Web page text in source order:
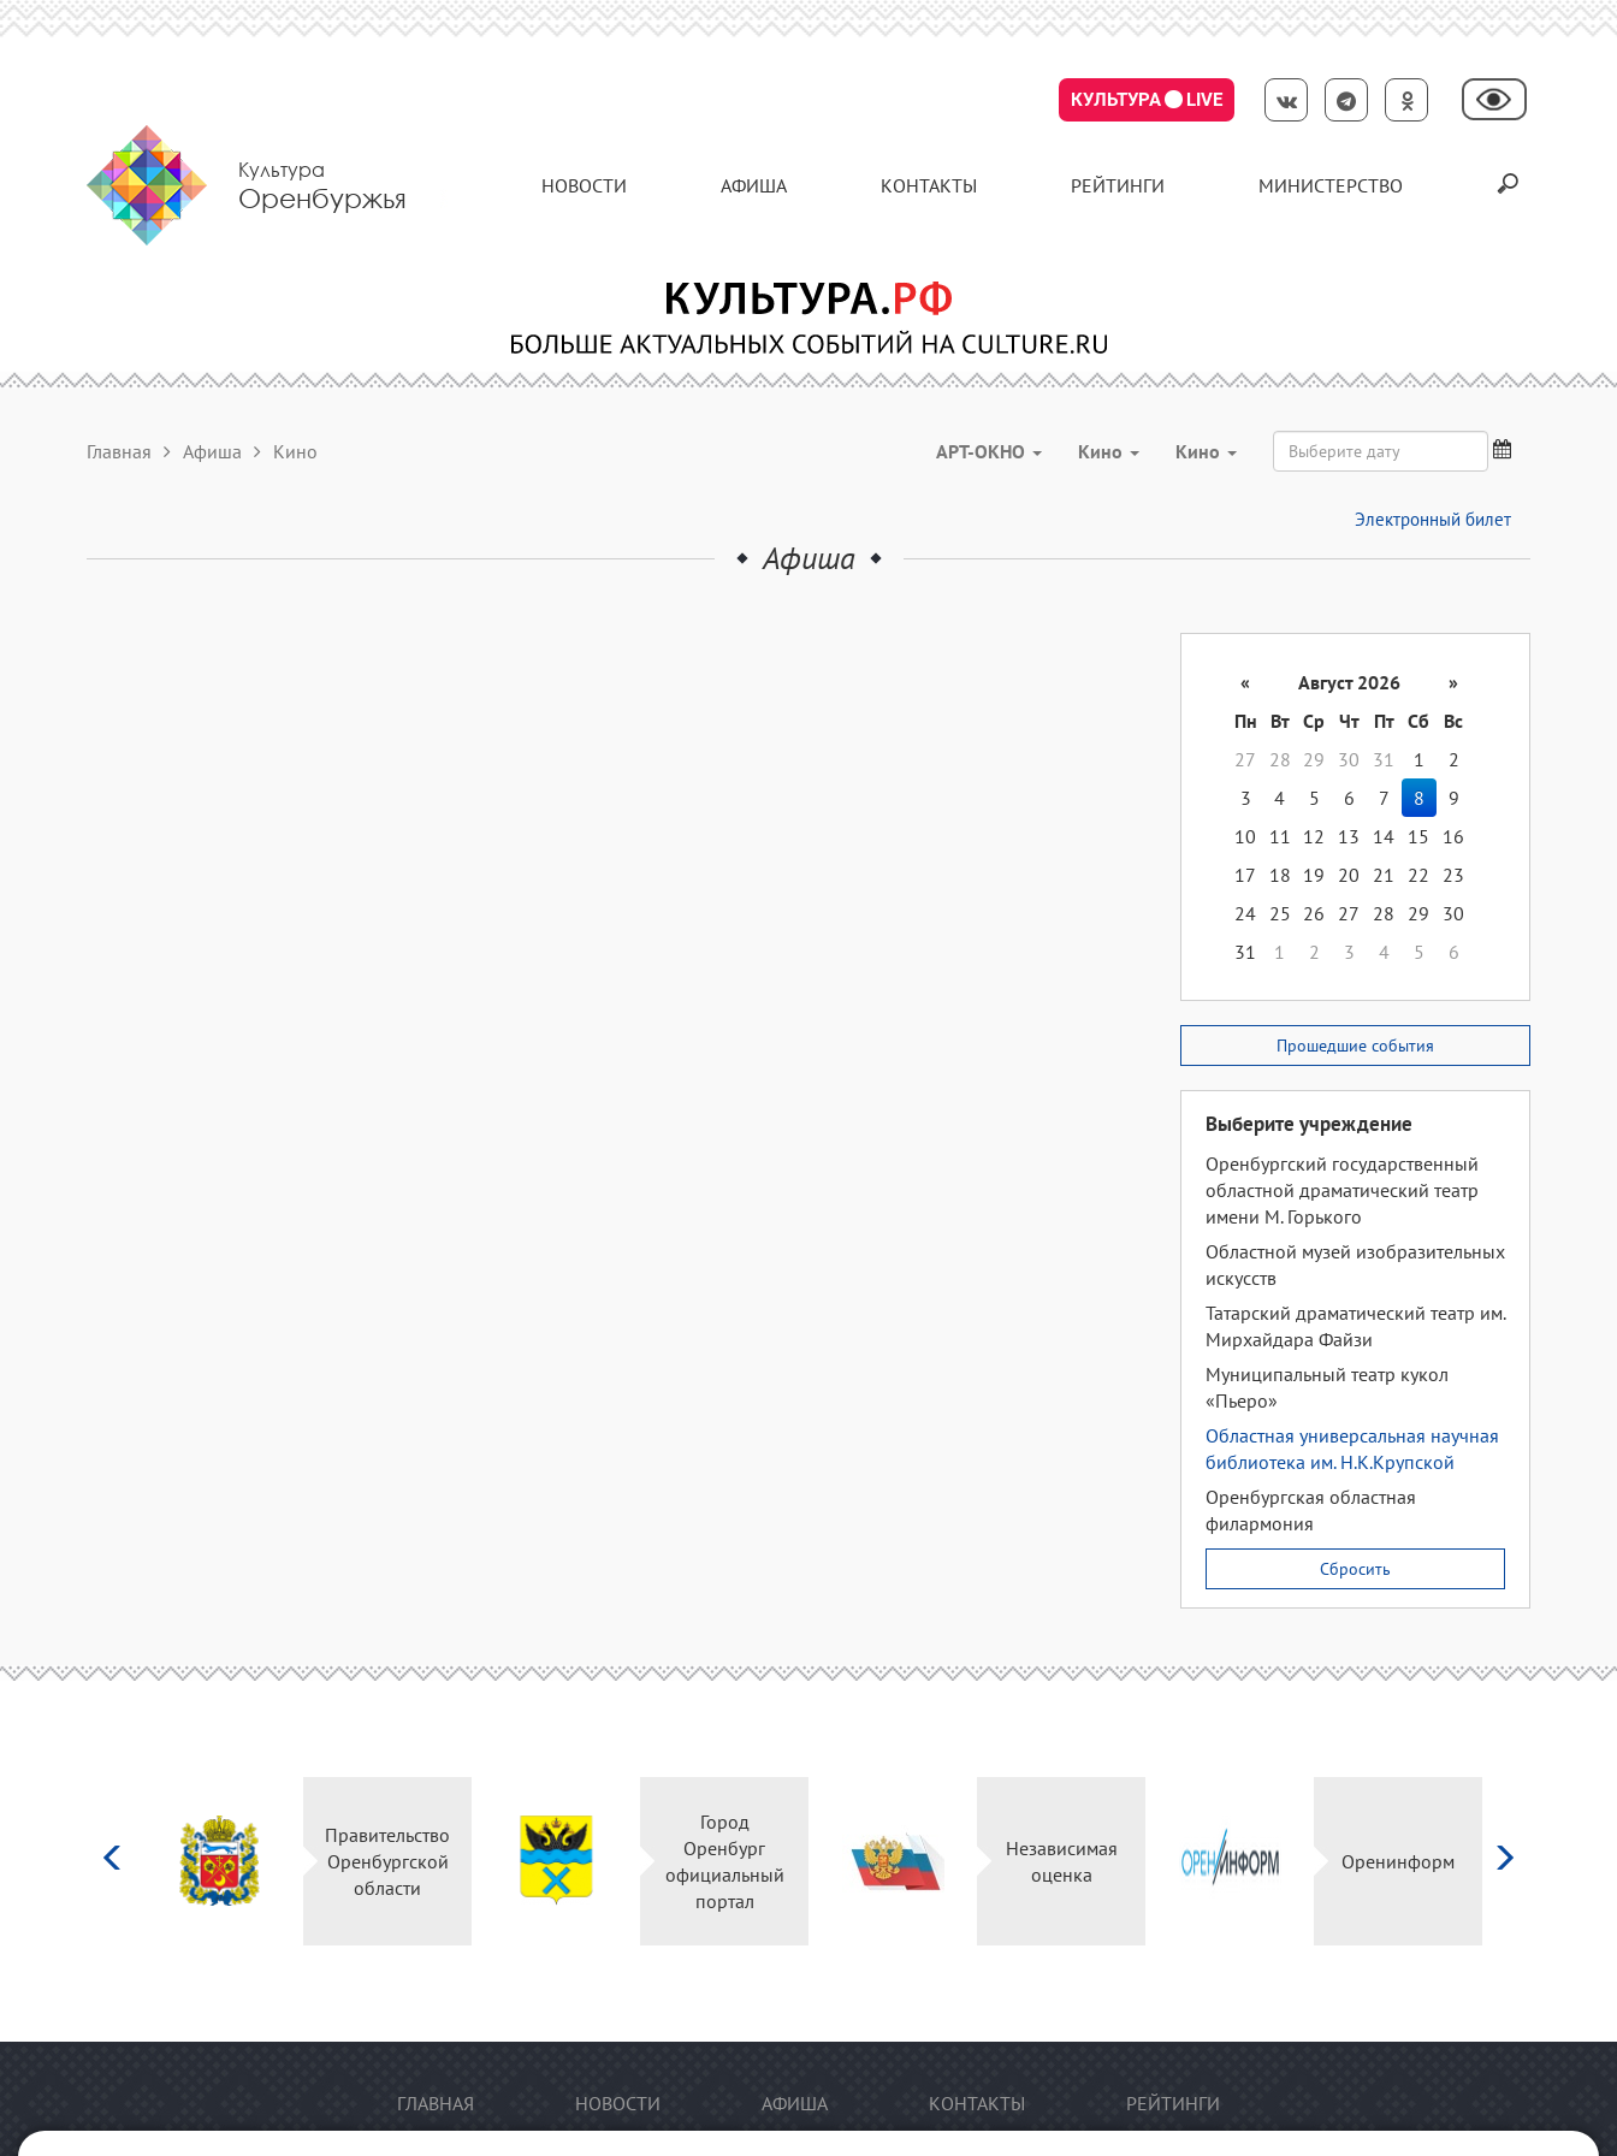
КУЛЬТУРА LIVE
Культура
Оренбуржья НОВОСТИ АФИША КОНТАКТЫ РЕЙТИНГИ МИНИСТЕРСТВО
Главная Афиша Кино АРТ-ОКНО Кино Кино
Электронный билет
Афиша
« Август 2026
»
Пн
Вт Ср Чт Пт Сб
Вс
27
28 29 30 31 1
2
3
4 5 6 7 8
9
10
11 12 13 14 15
16
17
18 19 20 21 22
23
24 25 26 27 28 29
30
31
1 2 3 4 5 6
Прошедшие события
Выберите учреждение
Оренбургский государственный
областной драматический театр
имени М. Горького
Областной музей изобразительных
искусств
Татарский драматический театр им.
Мирхайдара Файзи
Муниципальный театр кукол
«Пьеро»
Областная универсальная научная
библиотека им. Н.К.Крупской
Оренбургская областная
филармония
Сбросить
Правительство
Оренбургской
области
Город
Оренбург
официальный
портал
Независимая
оценка
Оренинформ
ГЛАВНАЯ НОВОСТИ АФИША КОНТАКТЫ РЕЙТИНГИ